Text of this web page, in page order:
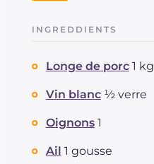
INGREDDIENTS
Longe de porc 1 kg
Vin blanc ½ verre
Oignons 1
Ail 1 gousse